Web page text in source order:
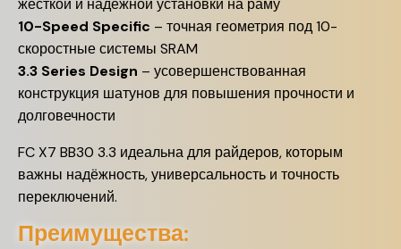
жёсткой и надёжной установки на раму
10-Speed Specific – точная геометрия под 10-
скоростные системы SRAM
3.3 Series Design – усовершенствованная
конструкция шатунов для повышения прочности и
долговечности
FC X7 BB30 3.3 идеальна для райдеров, которым
важны надёжность, универсальность и точность
переключений.
Преимущества: